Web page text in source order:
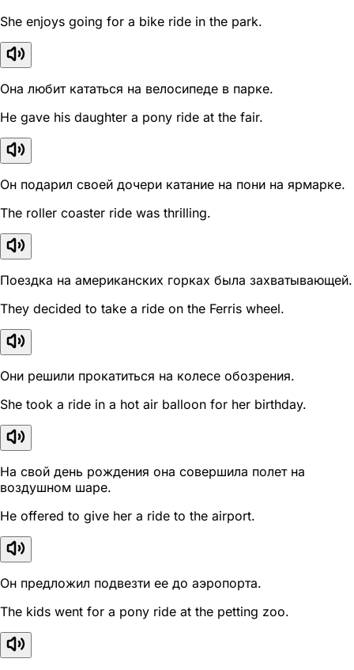
She enjoys going for a bike ride in the park.
Она любит кататься на велосипеде в парке.
He gave his daughter a pony ride at the fair.
Он подарил своей дочери катание на пони на ярмарке.
The roller coaster ride was thrilling.
Поездка на американских горках была захватывающей.
They decided to take a ride on the Ferris wheel.
Они решили прокатиться на колесе обозрения.
She took a ride in a hot air balloon for her birthday.
На свой день рождения она совершила полет на
воздушном шаре.
He offered to give her a ride to the airport.
Он предложил подвезти ее до аэропорта.
The kids went for a pony ride at the petting zoo.